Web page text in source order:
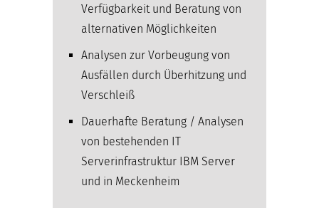
Verfügbarkeit und Beratung von
alternativen Möglichkeiten
Analysen zur Vorbeugung von
Ausfällen durch Überhitzung und
Verschleiß
Dauerhafte Beratung / Analysen
von bestehenden IT
Serverinfrastruktur IBM Server
und in Meckenheim